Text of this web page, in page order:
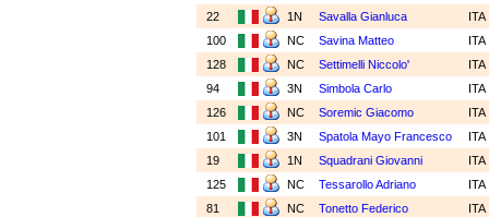
22
1N Savalla Gianluca
ITA
100
NC Savina Matteo
ITA
128
NC Settimelli Niccolo'
ITA
94
3N Simbola Carlo
ITA
126
NC Soremic Giacomo
ITA
101
3N Spatola Mayo Francesco
ITA
19
1N Squadrani Giovanni
ITA
125
NC Tessarollo Adriano
ITA
81
NC Tonetto Federico
ITA